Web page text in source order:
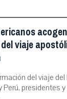
viaje
del viaje del
Perú, presidentes